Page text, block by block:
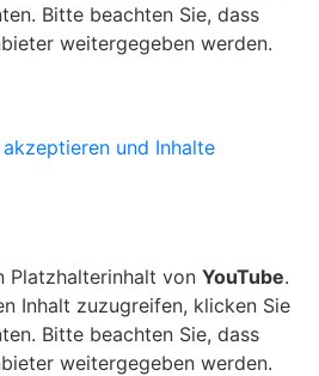
Bitte beachten Sie, dass
weitergegeben werden.
und Inhalte
Platzhalterinhalt von YouTube.
Inhalt zuzugreifen, klicken Sie
Bitte beachten Sie, dass
weitergegeben werden.